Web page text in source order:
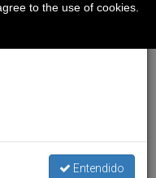
Entendido
to the use of cookies.